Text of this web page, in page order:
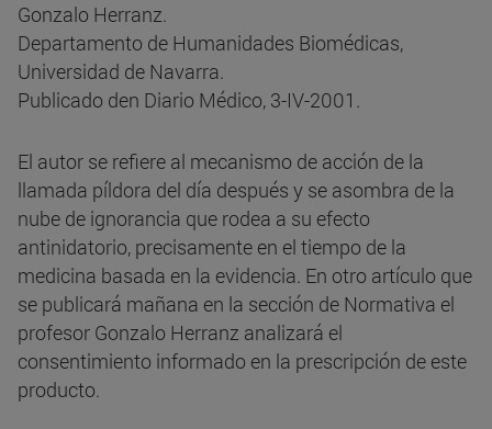
Gonzalo Herranz.
Departamento de Humanidades Biomédicas,
Universidad de Navarra.
Publicado den Diario Médico, 3-IV-2001.
El autor se refiere al mecanismo de acción de la
llamada píldora del día después y se asombra de la
nube de ignorancia que rodea a su efecto
antinidatorio, precisamente en el tiempo de la
medicina basada en la evidencia. En otro artículo que
se publicará mañana en la sección de Normativa el
profesor Gonzalo Herranz analizará el
consentimiento informado en la prescripción de este
producto.